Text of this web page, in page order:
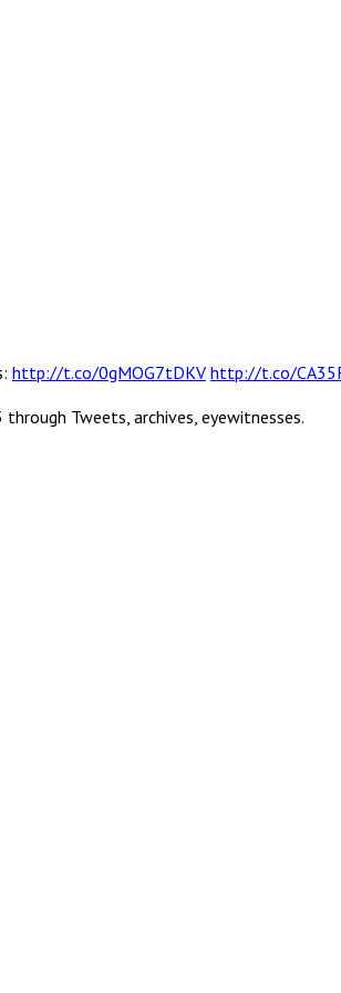
http://t.co/0gMOG7tDKV http://t.co/
Tweets, archives, eyewitnesses.